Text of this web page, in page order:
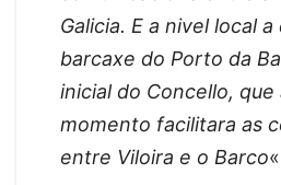
Galicia. E a nivel local
barcaxe do Porto da
inicial do Concello, que
momento facilitara as
entre Viloira e o Barco